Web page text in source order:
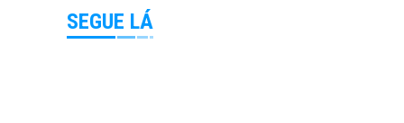
SEGUE LÁ